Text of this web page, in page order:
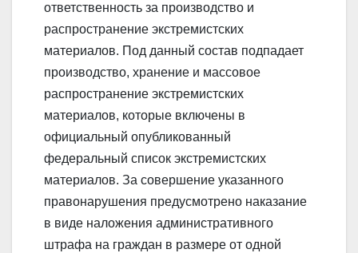
ответственность за производство и
распространение экстремистских
материалов. Под данный состав подпадает
производство, хранение и массовое
распространение экстремистских
материалов, которые включены в
официальный опубликованный
федеральный список экстремистских
материалов. За совершение указанного
правонарушения предусмотрено наказание
в виде наложения административного
штрафа на граждан в размере от одной